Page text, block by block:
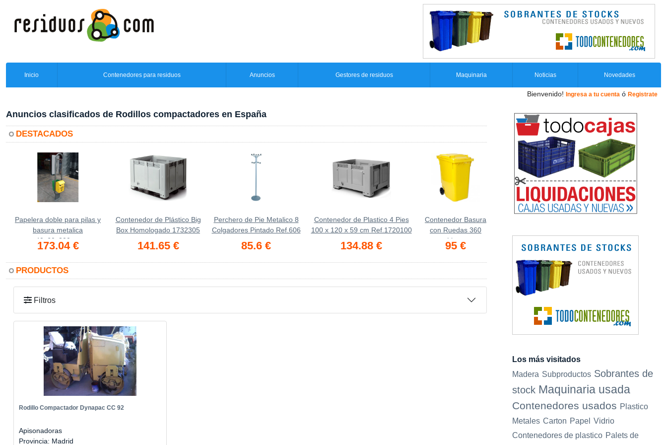
Inicio Contenedores para residuos Anuncios Gestores de residuos Maquinaria Noticias Novedades
Bienvenido! Ingresa a tu cuenta ó Registrate
Anuncios clasificados de Rodillos compactadores en España
DESTACADOS
Papelera doble para pilas y
basura metalica
40x60x300cm
173.04 €
Contenedor de Plástico Big
Box Homologado 1732305
141.65 €
Perchero de Pie Metalico 8
Colgadores Pintado Ref.606
85.6 €
Contenedor de Plastico 4 Pies
100 x 120 x 59 cm Ref.1720100
134.88 €
Contenedor Basura
con Ruedas 360
Litros
95 €
PRODUCTOS
Filtros
Rodillo Compactador Dynapac CC 92
Apisonadoras
Provincia: Madrid
Los más visitados
Madera Subproductos Sobrantes de
stock Maquinaria usada
Contenedores usados Plastico
Metales Carton Papel Vidrio
Contenedores de plastico Palets de